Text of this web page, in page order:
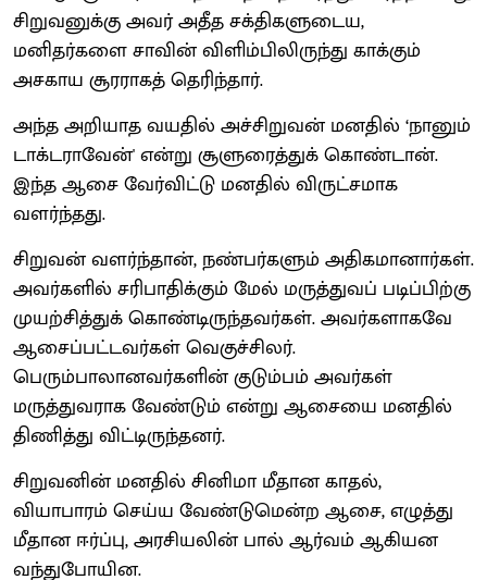
சிறுவனுக்கு அவர் அதீத சக்திகளுடைய,
மனிதர்களை சாவின் விளிம்பிலிருந்து காக்கும்
அசகாய சூரராகத் தெரிந்தார்.
அந்த அறியாத வயதில் அச்சிறுவன் மனதில் ‘நானும்
டாக்டராவேன்' என்று சூளுரைத்துக் கொண்டான்.
இந்த ஆசை வேர்விட்டு மனதில் விருட்சமாக
வளர்ந்தது.
சிறுவன் வளர்ந்தான், நண்பர்களும் அதிகமானார்கள்.
அவர்களில் சரிபாதிக்கும் மேல் மருத்துவப் படிப்பிற்கு
முயற்சித்துக் கொண்டிருந்தவர்கள். அவர்களாகவே
ஆசைப்பட்டவர்கள் வெகுச்சிலர்.
பெரும்பாலானவர்களின் குடும்பம் அவர்கள்
மருத்துவராக வேண்டும் என்று ஆசையை மனதில்
திணித்து விட்டிருந்தனர்.
சிறுவனின் மனதில் சினிமா மீதான காதல்,
வியாபாரம் செய்ய வேண்டுமென்ற ஆசை, எழுத்து
மீதான ஈர்ப்பு, அரசியலின் பால் ஆர்வம் ஆகியன
வந்துபோயின.